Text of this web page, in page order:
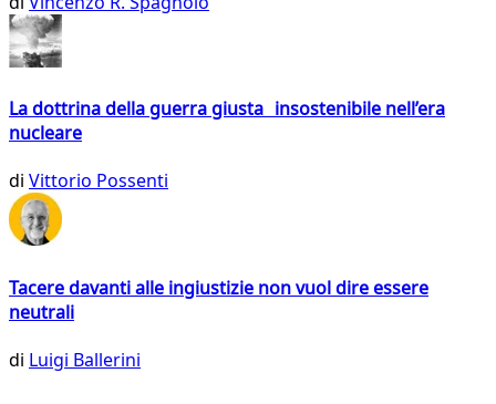
La dottrina della guerra giusta insostenibile nell’era
nucleare
di Vittorio Possenti
Tacere davanti alle ingiustizie non vuol dire essere
neutrali
di Luigi Ballerini